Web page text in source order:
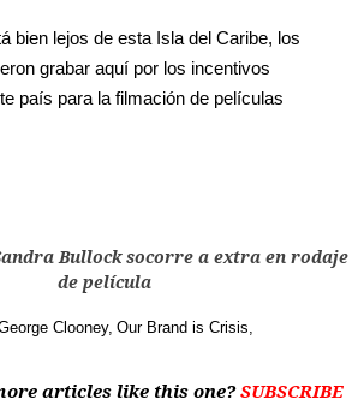
bien lejos de esta Isla del Caribe, los
grabar aquí por los incentivos
país para la filmación de películas
Bullock socorre a extra en rodaje
de película
Clooney Our Brand is Crisis
articles like this one?SUBSCRIBE